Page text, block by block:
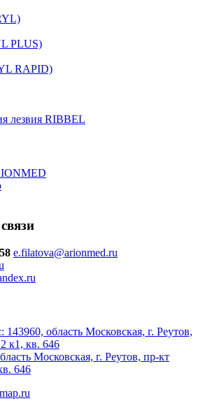
PLUS)
RAPID)
лезвия RIBBEL
e.filatova@arionmed.ru
область Московская, г. Реутов,
к1, кв. 646
Московская, г. Реутов, пр-кт
646